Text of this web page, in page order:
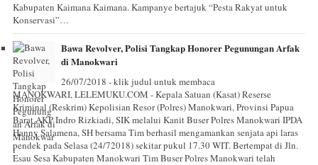
Kabupaten Kaimana Kaimana. Kampanye bertajuk “Pesta Rakyat untuk
Konservasi”…
Bawa Revolver, Polisi Tangkap Honorer Pegunungan Arfak
di Manokwari
26/07/2018 - klik judul untuk membaca
MANOKWARI, LELEMUKU.COM - Kepala Satuan (Kasat) Reserse
Kriminal (Reskrim) Kepolisian Resor (Polres) Manokwari, Provinsi Papua
Barat AKP Indro Rizkiadi, SIK melalui Kanit Buser Polres Manokwari IPDA
Hanny Salamena, SH bersama Tim berhasil mengamankan senjata api laras
pendek pada Selasa (24/72018) sekitar pukul 17.30 WIT. Bertempat di Jln.
Esau Sesa Kabupaten Manokwari Tim Buser Polres Manokwari telah